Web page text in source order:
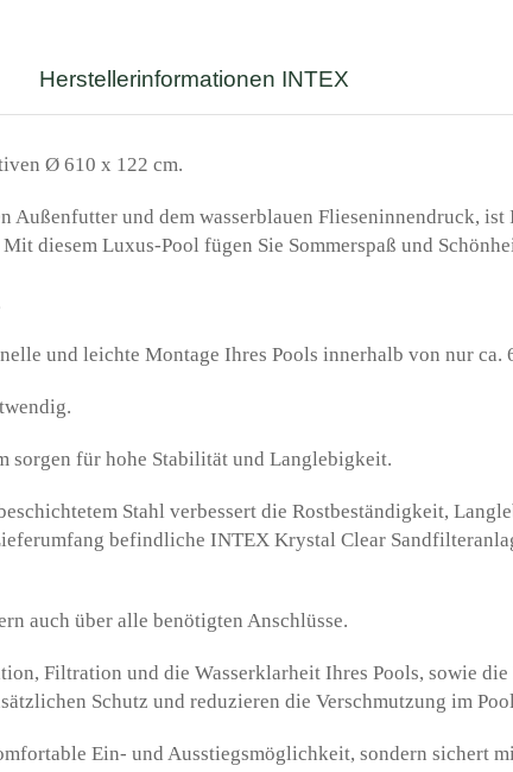
Herstellerinformationen INTEX
Ø 610 x 122 cm.
Außenfutter und dem wasserblauen Flieseninnendruck, ist
diesem Luxus-Pool fügen Sie Sommerspaß und
und leichte Montage Ihres Pools innerhalb von nur ca.
sorgen für hohe Stabilität und Langlebigkeit.
Stahl verbessert die Rostbeständigkeit,
befindliche INTEX Krystal Clear
auch über alle benötigten Anschlüsse.
Filtration und die Wasserklarheit Ihres Pools, sowie
Schutz und reduzieren die Verschmutzung im
Ein- und Ausstiegsmöglichkeit, sondern sichert